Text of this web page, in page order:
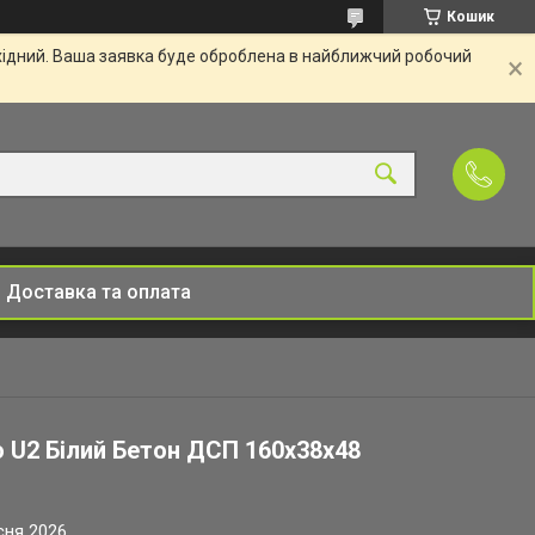
Кошик
Ваша заявка буде оброблена в найближчий робочий
Доставка та оплата
U2 Білий Бетон ДСП 160х38х48